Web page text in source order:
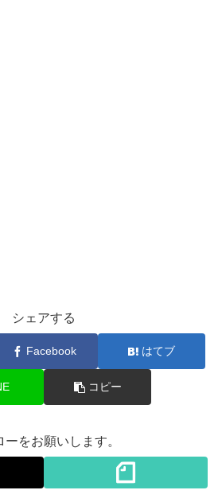
シェアする
Facebook はてブ
コピー
ーをお願いします。